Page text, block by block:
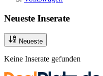
Neueste Inserate
Neueste
Keine Inserate gefunden